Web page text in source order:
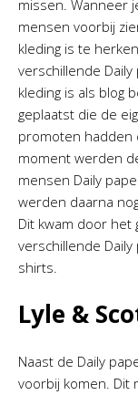
missen. Wanneer
mensen voorbij
kleding is te
verschillende
kleding is als blog
geplaatst die de
promoten hadden
moment werden
mensen Daily
werden daarna
Dit kwam door het
verschillende
shirts.
Lyle &
Naast de Daily
voorbij komen. Dit